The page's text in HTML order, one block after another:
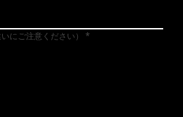
にご注意ください）